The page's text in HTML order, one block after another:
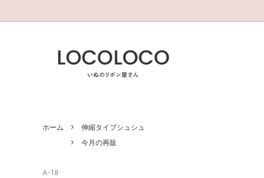
ホーム
伸縮タイプシュシュ
今月の再販
A-18